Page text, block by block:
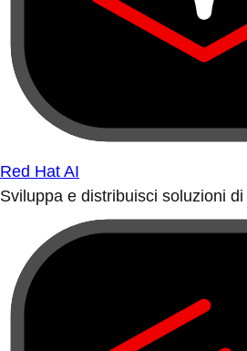
Red Hat AI
Sviluppa e distribuisci soluzioni